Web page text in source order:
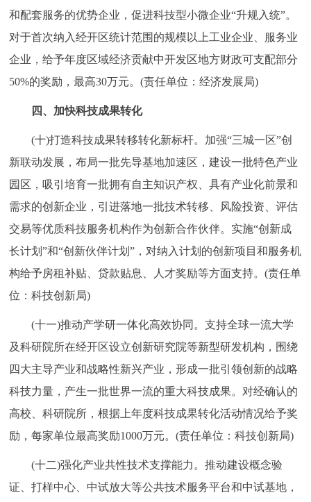
和配套服务的优势企业，促进科技型小微企业“升规入统”。
对于首次纳入经开区统计范围的规模以上工业企业、服务业
企业，给予年度区域经济贡献中开发区地方财政可支配部分
50%的奖励，最高30万元。(责任单位：经济发展局)
四、加快科技成果转化
(十)打造科技成果转移转化新标杆。加强“三城一区”创
新联动发展，布局一批先导基地加速区，建设一批特色产业
园区，吸引培育一批拥有自主知识产权、具有产业化前景和
需求的创新企业，引进落地一批技术转移、风险投资、评估
交易等优质科技服务机构作为创新合作伙伴。实施“创新成
长计划”和“创新伙伴计划”，对纳入计划的创新项目和服务机
构给予房租补贴、贷款贴息、人才奖励等方面支持。(责任单
位：科技创新局)
(十一)推动产学研一体化高效协同。支持全球一流大学
及科研院所在经开区设立创新研究院等新型研发机构，围绕
四大主导产业和战略性新兴产业，形成一批引领创新的战略
科技力量，产生一批世界一流的重大科技成果。对经确认的
高校、科研院所，根据上年度科技成果转化活动情况给予奖
励，每家单位最高奖励1000万元。(责任单位：科技创新局)
(十二)强化产业共性技术支撑能力。推动建设概念验
证、打样中心、中试放大等公共技术服务平台和中试基地，